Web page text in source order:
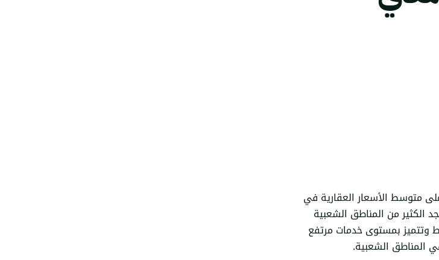
متوسط الأسعار العقارية في
الكثير من المناطق الشعبية
وتتميز بمستوى خدمات مرتفع
المناطق الشعبية.